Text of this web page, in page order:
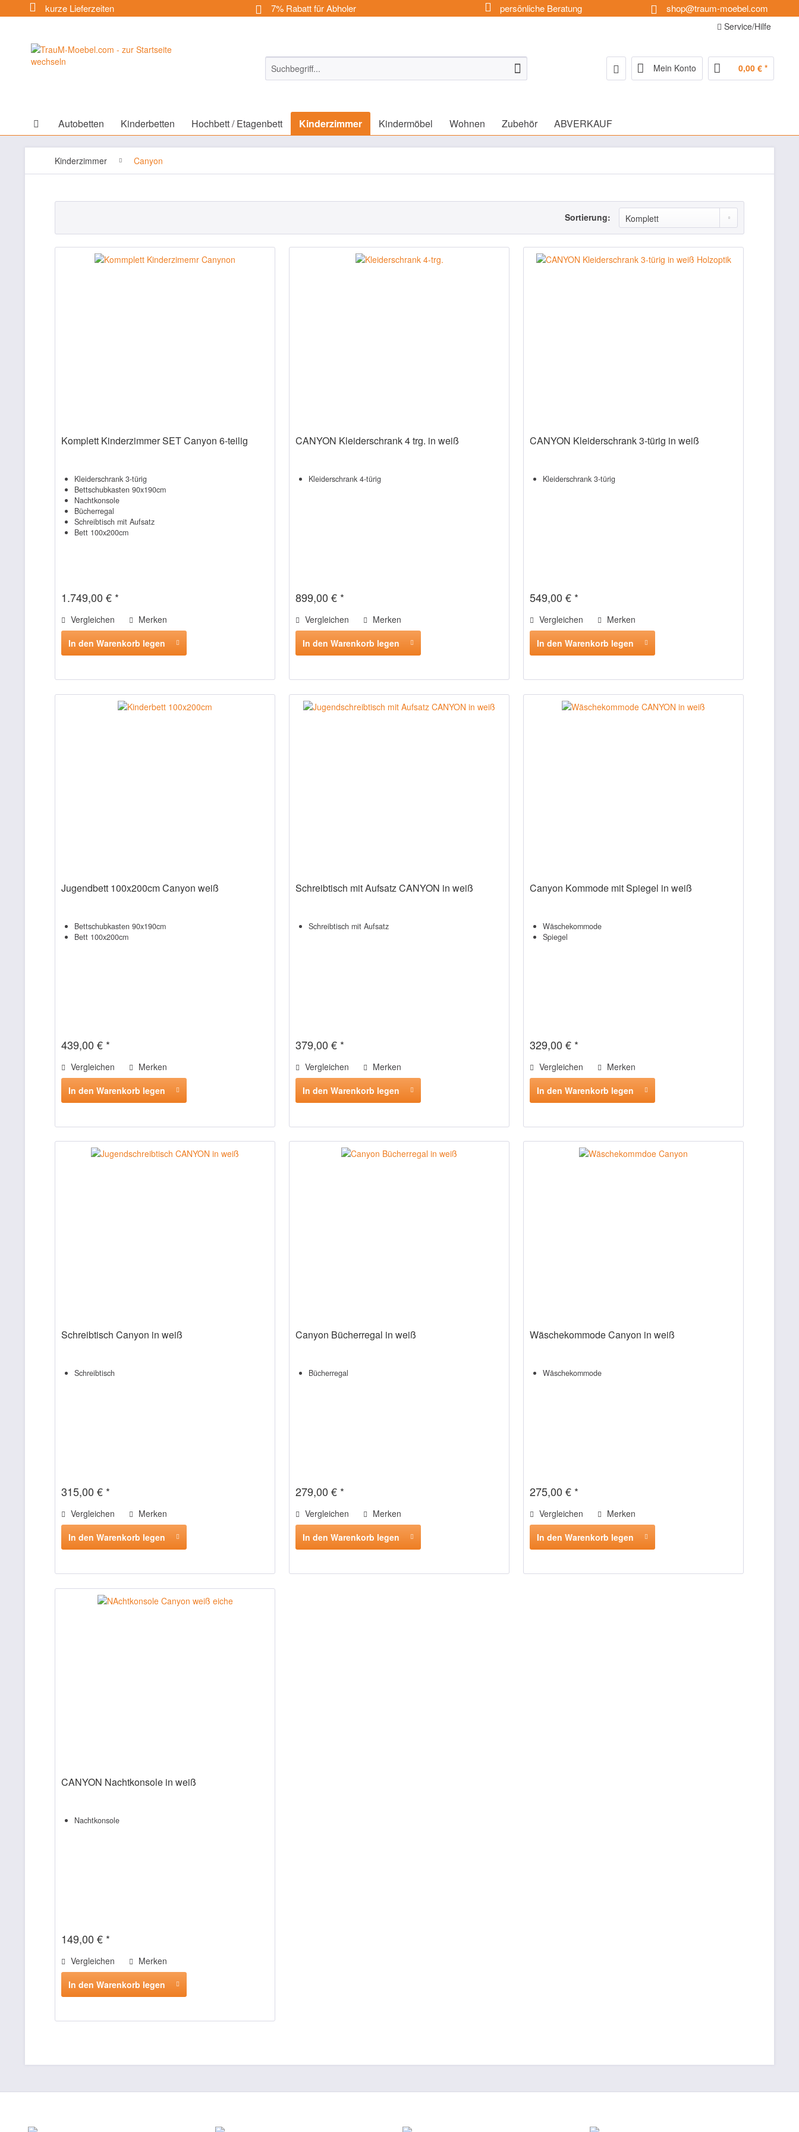
kurze Lieferzeiten 7% Rabatt für Abholer persönliche Beratung shop@traum-moebel.com
Service/Hilfe
Mein Konto 0,00 € *
Autobetten Kinderbetten Hochbett / Etagenbett Kinderzimmer Kindermöbel Wohnen Zubehör ABVERKAUF
Kinderzimmer Canyon
Sortierung:
Komplett Kinderzimmer SET Canyon 6-teilig
Kleiderschrank 3-türig
Bettschubkasten 90x190cm
Nachtkonsole
Bücherregal
Schreibtisch mit Aufsatz
Bett 100x200cm
1.749,00 € *
Vergleichen
Merken
In den Warenkorb legen
CANYON Kleiderschrank 4 trg. in weiß
Kleiderschrank 4-türig
899,00 € *
Vergleichen
Merken
In den Warenkorb legen
CANYON Kleiderschrank 3-türig in weiß
Kleiderschrank 3-türig
549,00 € *
Vergleichen
Merken
In den Warenkorb legen
Jugendbett 100x200cm Canyon weiß
Bettschubkasten 90x190cm
Bett 100x200cm
439,00 € *
Vergleichen
Merken
In den Warenkorb legen
Schreibtisch mit Aufsatz CANYON in weiß
Schreibtisch mit Aufsatz
379,00 € *
Vergleichen
Merken
In den Warenkorb legen
Canyon Kommode mit Spiegel in weiß
Wäschekommode
Spiegel
329,00 € *
Vergleichen
Merken
In den Warenkorb legen
Schreibtisch Canyon in weiß
Schreibtisch
315,00 € *
Vergleichen
Merken
In den Warenkorb legen
Canyon Bücherregal in weiß
Bücherregal
279,00 € *
Vergleichen
Merken
In den Warenkorb legen
Wäschekommode Canyon in weiß
Wäschekommode
275,00 € *
Vergleichen
Merken
In den Warenkorb legen
CANYON Nachtkonsole in weiß
Nachtkonsole
149,00 € *
Vergleichen
Merken
In den Warenkorb legen